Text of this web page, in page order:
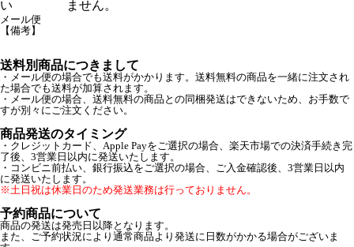
い
ません。
メール便
【備考】
送料別商品につきまして
・メール便の場合でも送料がかかります。送料無料の商品を一緒に注文され
た場合でも送料が加算されます。
・メール便の場合、送料無料の商品との同梱発送はできないため、お手数で
すが別々にご注文ください。
商品発送のタイミング
・クレジットカード、Apple Payをご選択の場合、楽天市場での決済手続き完
了後、3営業日以内に発送いたします。
・コンビニ前払い、銀行振込をご選択の場合、ご入金確認後、3営業日以内
に発送いたします。
※土日祝は休業日のため発送業務は行っておりません。
予約商品について
商品の発送は発売日以降となります。
また、ご予約状況により通常商品より発送に日数がかかる場合がございま